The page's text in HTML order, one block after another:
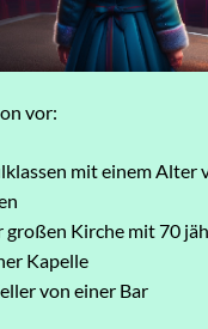
vor:
mit einem Alter
großen Kirche mit 70
Kapelle
von einer Bar